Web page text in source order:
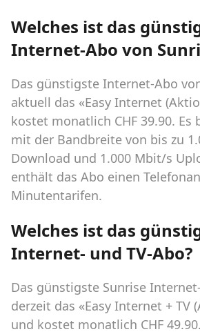
Welches ist das
Internet-Abo von
Das günstigste Internet-Abo
aktuell das «Easy Internet
kostet monatlich CHF 39.90.
mit der Bandbreite von bis zu
Download und 1.000 Mbit/s
enthält das Abo einen
Minutentarifen.
Welches ist das
Internet- und TV-Abo?
Das günstigste Sunrise
derzeit das «Easy Internet + TV
und kostet monatlich CHF